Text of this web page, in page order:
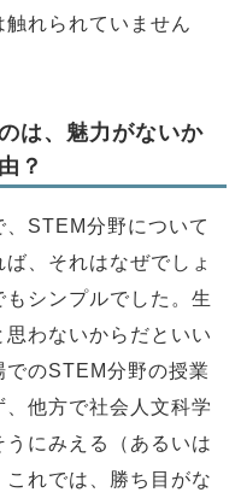
れられていません
は、魅力がないか
？
STEM分野について
、それはなぜでしょ
シンプルでした。生
わないからだといい
でのSTEM分野の授業
他方で社会人文科学
にみえる（あるいは
れでは、勝ち目がな